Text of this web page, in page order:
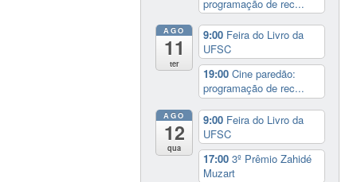
programação de rec...
AGO
11
ter
9:00 Feira do Livro da
UFSC
19:00Cine paredão:
programação de rec...
AGO
12
qua
9:00 Feira do Livro da
UFSC
17:003º Prêmio Zahidé
Muzart